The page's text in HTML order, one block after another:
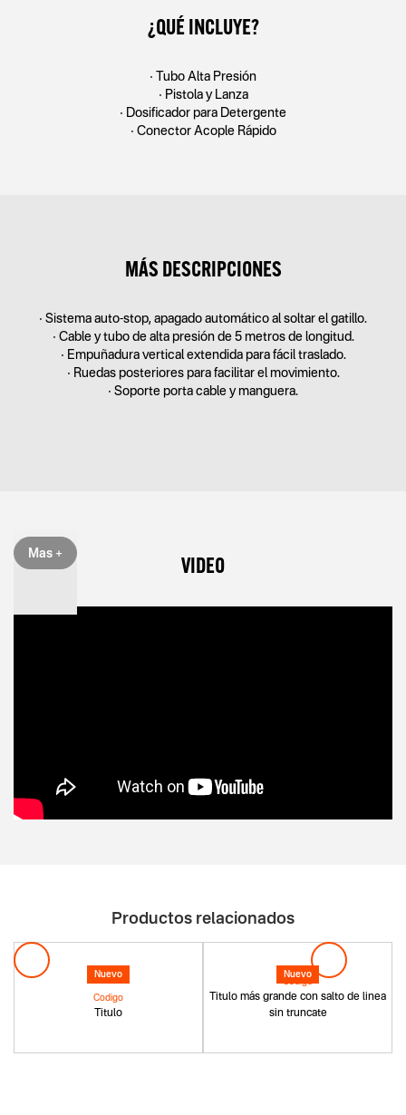
¿QUÉ INCLUYE?
• Tubo Alta Presión
• Pistola y Lanza
• Dosiﬁcador para Detergente
• Conector Acople Rápido
MÁS DESCRIPCIONES
• Sistema auto-stop, apagado automático al soltar el gatillo.
• Cable y tubo de alta presión de 5 metros de longitud.
• Empuñadura vertical extendida para fácil traslado.
• Ruedas posteriores para facilitar el movimiento.
• Soporte porta cable y manguera.
Mas + VIDEO
Productos relacionados
Nuevo
Titulo
Codigo
Nuevo
Titulo más grande con salto de linea
sin truncate